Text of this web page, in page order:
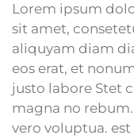
Lorem ipsum
sit amet,
aliquyam diam
eos erat, et
justo labore Stet
magna no
vero voluptua.